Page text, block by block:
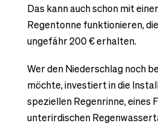
Das kann auch schon mit
Regentonne funktionieren,
ungefähr 200 € erhalten.
Wer den Niederschlag noch
möchte, investiert in die
speziellen Regenrinne, eines
unterirdischen